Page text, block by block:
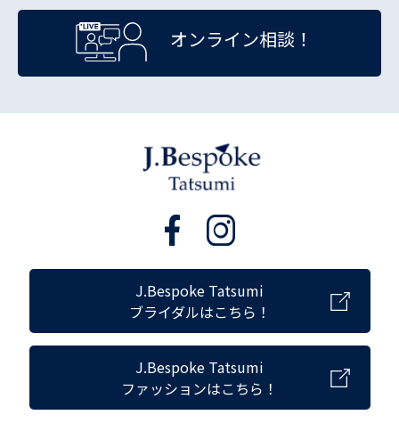
オンライン相談！
J.Bespoke Tatsumi
ブライダルはこちら！
J.Bespoke Tatsumi
ファッションはこちら！